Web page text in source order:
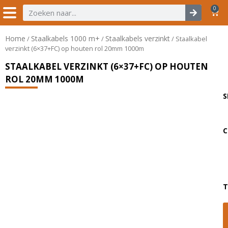
0
Home / Staalkabels 1000 m+ / Staalkabels verzinkt/ Staalkabel
verzinkt (6×37+FC) op houten rol 20mm 1000m
STAALKABEL VERZINKT (6×37+FC) OP HOUTEN
ROL 20MM 1000M